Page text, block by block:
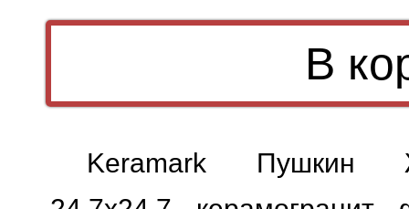
Keramark Пушкин